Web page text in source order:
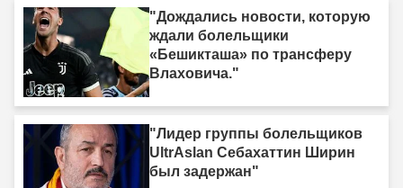
"Дождались новости, которую
ждали болельщики
«Бешикташа» по трансферу
Влаховича."
"Лидер группы болельщиков
UltrAslan Себахаттин Ширин
был задержан"